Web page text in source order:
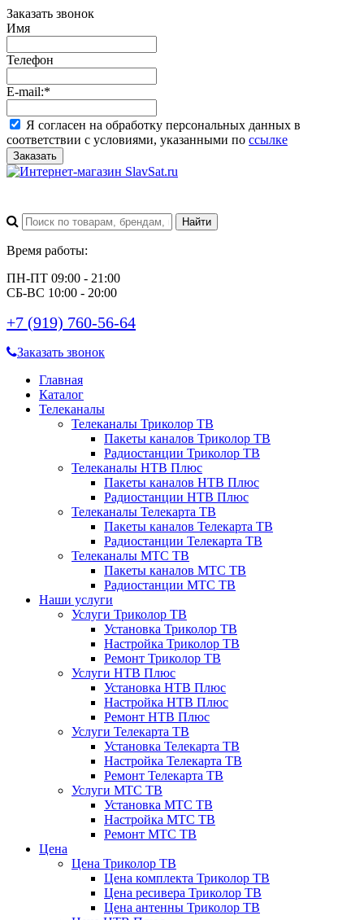
Заказать звонок
Имя
Телефон
E-mail:*
Я согласен на обработку персональных данных в
соответствии с условиями, указанными по ссылке
Заказать
Время работы:
ПН-ПТ 09:00 - 21:00
СБ-ВС 10:00 - 20:00
+7 (919) 760-56-64
Заказать звонок
Главная
Каталог
Телеканалы
Телеканалы Триколор ТВ
Пакеты каналов Триколор ТВ
Радиостанции Триколор ТВ
Телеканалы НТВ Плюс
Пакеты каналов НТВ Плюс
Радиостанции НТВ Плюс
Телеканалы Телекарта ТВ
Пакеты каналов Телекарта ТВ
Радиостанции Телекарта ТВ
Телеканалы МТС ТВ
Пакеты каналов МТС ТВ
Радиостанции МТС ТВ
Наши услуги
Услуги Триколор ТВ
Установка Триколор ТВ
Настройка Триколор ТВ
Ремонт Триколор ТВ
Услуги НТВ Плюс
Установка НТВ Плюс
Настройка НТВ Плюс
Ремонт НТВ Плюс
Услуги Телекарта ТВ
Установка Телекарта ТВ
Настройка Телекарта ТВ
Ремонт Телекарта ТВ
Услуги МТС ТВ
Установка МТС ТВ
Настройка МТС ТВ
Ремонт МТС ТВ
Цена
Цена Триколор ТВ
Цена комплекта Триколор ТВ
Цена ресивера Триколор ТВ
Цена антенны Триколор ТВ